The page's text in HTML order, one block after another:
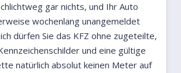
gar nichts, und Ihr Auto
wochenlang unangemeldet
dürfen Sie das KFZ ohne zugeteilte,
und eine gültige
natürlich absolut keinen Meter auf